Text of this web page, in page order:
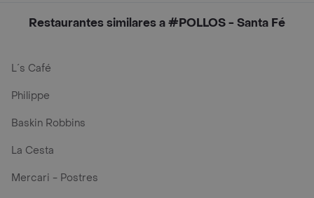
Restaurantes similares a #POLLOS - Santa Fé
L´s Café
Philippe
Baskin Robbins
La Cesta
Mercari - Postres